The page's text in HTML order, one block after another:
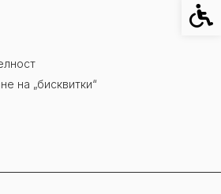
на „бисквитки“